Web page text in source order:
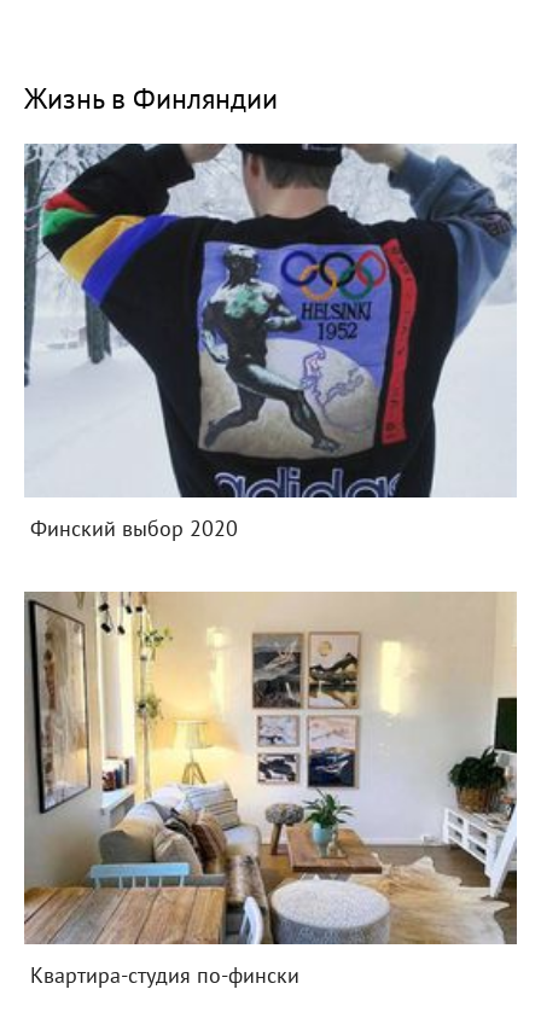
Жизнь в Финляндии
Финский выбор 2020
Квартира-студия по-фински